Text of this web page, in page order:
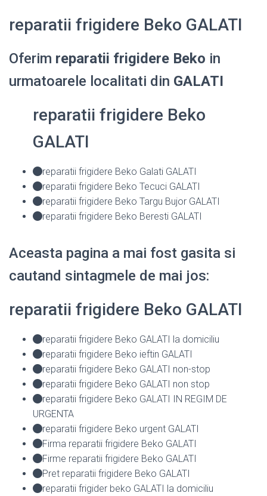
reparatii frigidere Beko GALATI
Oferim reparatii frigidere Beko in
urmatoarele localitati din GALATI
reparatii frigidere Beko
GALATI
reparatii frigidere Beko Galati GALATI
reparatii frigidere Beko Tecuci GALATI
reparatii frigidere Beko Targu Bujor GALATI
reparatii frigidere Beko Beresti GALATI
Aceasta pagina a mai fost gasita si
cautand sintagmele de mai jos:
reparatii frigidere Beko GALATI
reparatii frigidere Beko GALATI la domiciliu
reparatii frigidere Beko ieftin GALATI
reparatii frigidere Beko GALATI non-stop
reparatii frigidere Beko GALATI non stop
reparatii frigidere Beko GALATI IN REGIM DE
URGENTA
reparatii frigidere Beko urgent GALATI
Firma reparatii frigidere Beko GALATI
Firme reparatii frigidere Beko GALATI
Pret reparatii frigidere Beko GALATI
reparatii frigider beko GALATI la domiciliu